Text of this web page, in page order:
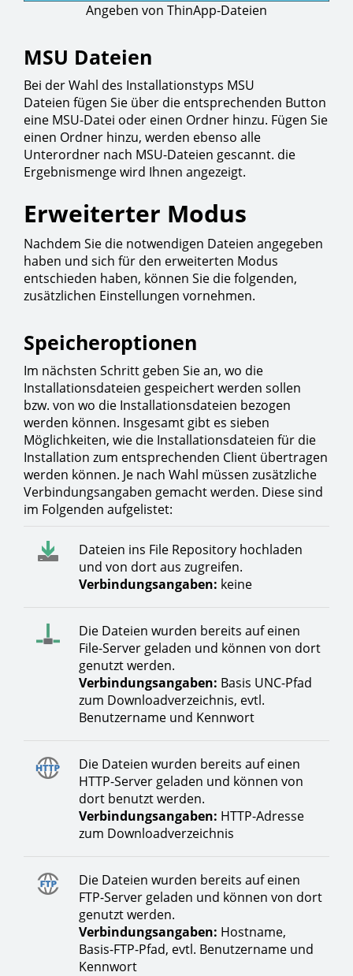
Angeben von ThinApp-Dateien
MSU Dateien
Bei der Wahl des Installationstyps MSU
Dateien fügen Sie über die entsprechenden Button
eine MSU-Datei oder einen Ordner hinzu. Fügen Sie
einen Ordner hinzu, werden ebenso alle
Unterordner nach MSU-Dateien gescannt. die
Ergebnismenge wird Ihnen angezeigt.
Erweiterter Modus
Nachdem Sie die notwendigen Dateien angegeben
haben und sich für den erweiterten Modus
entschieden haben, können Sie die folgenden,
zusätzlichen Einstellungen vornehmen.
Speicheroptionen
Im nächsten Schritt geben Sie an, wo die
Installationsdateien gespeichert werden sollen
bzw. von wo die Installationsdateien bezogen
werden können. Insgesamt gibt es sieben
Möglichkeiten, wie die Installationsdateien für die
Installation zum entsprechenden Client übertragen
werden können. Je nach Wahl müssen zusätzliche
Verbindungsangaben gemacht werden. Diese sind
im Folgenden aufgelistet:
Dateien ins File Repository hochladen
und von dort aus zugreifen.
Verbindungsangaben: keine
Die Dateien wurden bereits auf einen
File-Server geladen und können von dort
genutzt werden.
Verbindungsangaben: Basis UNC-Pfad
zum Downloadverzeichnis, evtl.
Benutzername und Kennwort
Die Dateien wurden bereits auf einen
HTTP-Server geladen und können von
dort benutzt werden.
Verbindungsangaben: HTTP-Adresse
zum Downloadverzeichnis
Die Dateien wurden bereits auf einen
FTP-Server geladen und können von dort
genutzt werden.
Verbindungsangaben: Hostname,
Basis-FTP-Pfad, evtl. Benutzername und
Kennwort